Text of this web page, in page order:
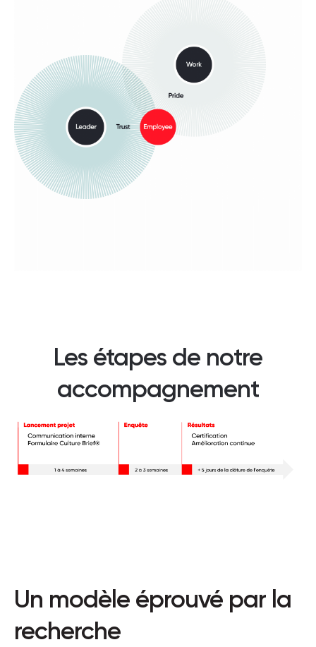
Les étapes de notre
accompagnement
Un modèle éprouvé par la
recherche